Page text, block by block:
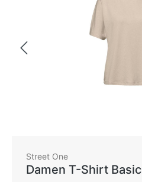
Street One
Damen T-Shirt Basic